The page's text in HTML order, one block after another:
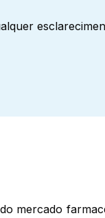
mercado